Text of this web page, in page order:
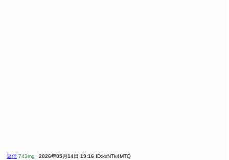
返信 743mg 2026年05月14日 19:16 ID:kxNTk4MTQ